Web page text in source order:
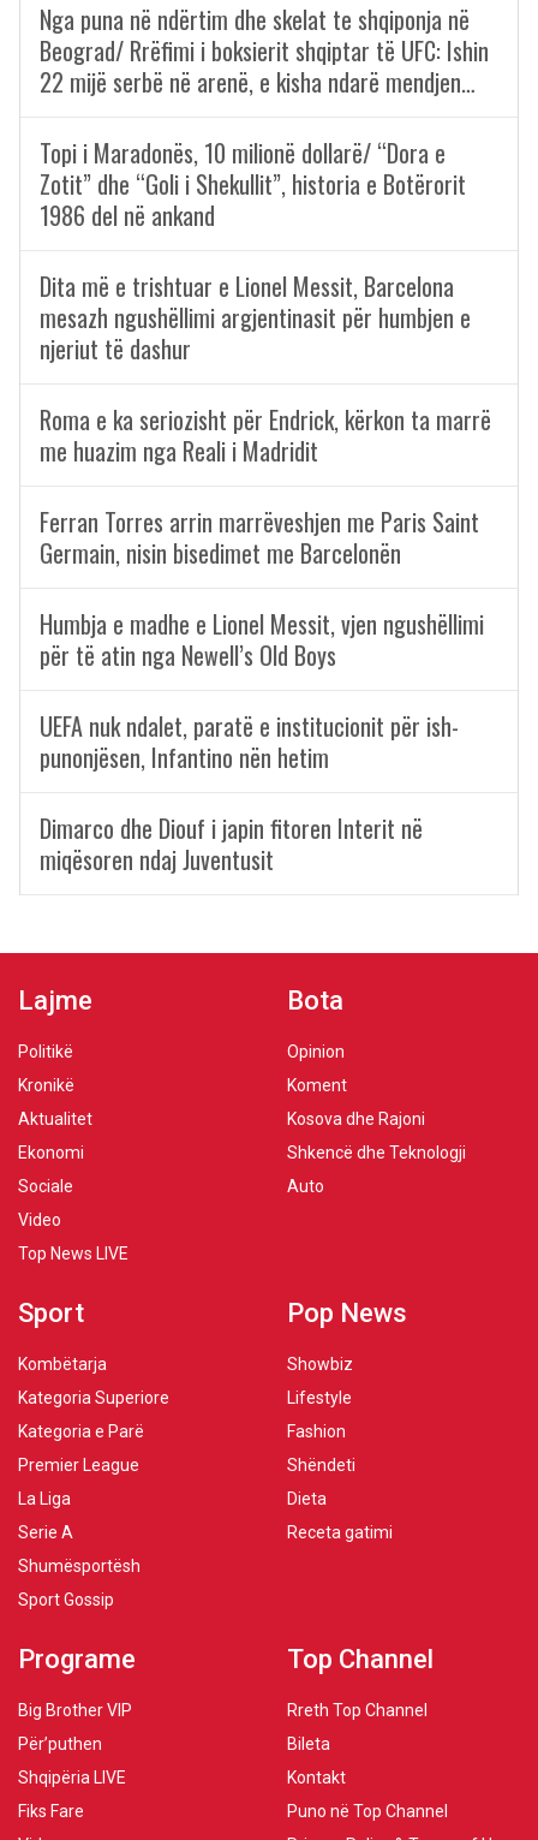
Nga puna në ndërtim dhe skelat te shqiponja në
Beograd/ Rrëfimi i boksierit shqiptar të UFC: Ishin
22 mijë serbë në arenë, e kisha ndarë mendjen…
Topi i Maradonës, 10 milionë dollarë/ “Dora e
Zotit” dhe “Goli i Shekullit”, historia e Botërorit
1986 del në ankand
Dita më e trishtuar e Lionel Messit, Barcelona
mesazh ngushëllimi argjentinasit për humbjen e
njeriut të dashur
Roma e ka seriozisht për Endrick, kërkon ta marrë
me huazim nga Reali i Madridit
Ferran Torres arrin marrëveshjen me Paris Saint
Germain, nisin bisedimet me Barcelonën
Humbja e madhe e Lionel Messit, vjen ngushëllimi
për të atin nga Newell’s Old Boys
UEFA nuk ndalet, paratë e institucionit për ish-
punonjësen, Infantino nën hetim
Dimarco dhe Diouf i japin fitoren Interit në
miqësoren ndaj Juventusit
Lajme
Politikë
Kronikë
Aktualitet
Ekonomi
Sociale
Video
Top News LIVE
Bota
Opinion
Koment
Kosova dhe Rajoni
Shkencë dhe Teknologji
Auto
Sport
Kombëtarja
Kategoria Superiore
Kategoria e Parë
Premier League
La Liga
Serie A
Shumësportësh
Sport Gossip
Pop News
Showbiz
Lifestyle
Fashion
Shëndeti
Dieta
Receta gatimi
Programe
Big Brother VIP
Për’puthen
Shqipëria LIVE
Fiks Fare
Top Channel
Rreth Top Channel
Bileta
Kontakt
Puno në Top Channel